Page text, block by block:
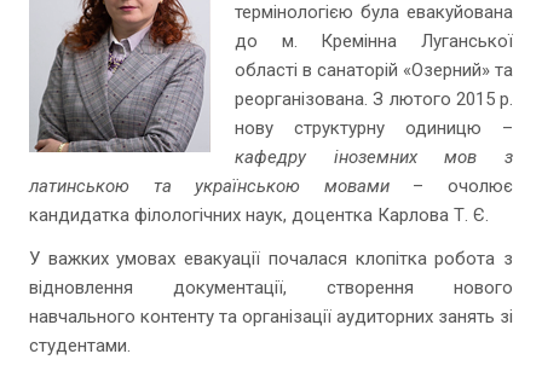
термінологією була евакуйована
до м. Кремінна Луганської
області в санаторій «Озерний» та
реорганізована. З лютого 2015 р.
нову структурну одиницю –
кафедру іноземних мов з
латинською та українською мовами– очолює
кандидатка філологічних наук, доцентка Карлова Т. Є.
У важких умовах евакуації почалася клопітка робота з
відновлення документації, створення нового
навчального контенту та організації аудиторних занять зі
студентами.